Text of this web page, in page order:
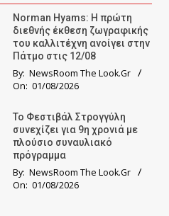
Norman Hyams: Η πρώτη
διεθνής έκθεση ζωγραφικής
του καλλιτέχνη ανοίγει στην
Πάτμο στις 12/08
By: NewsRoom The Look.Gr
On: 01/08/2026
Το Φεστιβάλ Στρογγύλη
συνεχίζει για 9η χρονιά με
πλούσιο συναυλιακό
πρόγραμμα
By: NewsRoom The Look.Gr
On: 01/08/2026